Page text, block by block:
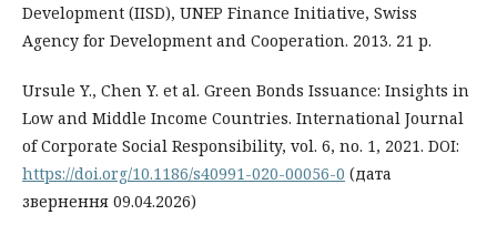
Development (IISD), UNEP Finance Initiative, Swiss
Agency for Development and Cooperation. 2013. 21 р.
Ursule Y., Chen Y. et al. Green Bonds Issuance: Insights in
Low and Middle Income Countries. International Journal
of Corporate Social Responsibility, vol. 6, no. 1, 2021. DOI:
https://doi.org/10.1186/s40991-020-00056-0 (дата
звернення 09.04.2026)